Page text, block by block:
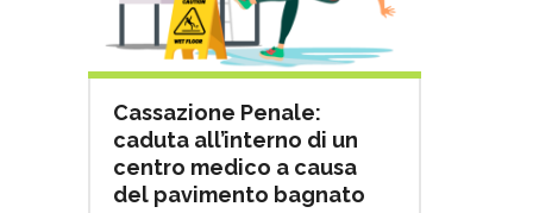
Cassazione Penale:
caduta all’interno di un
centro medico a causa
del pavimento bagnato